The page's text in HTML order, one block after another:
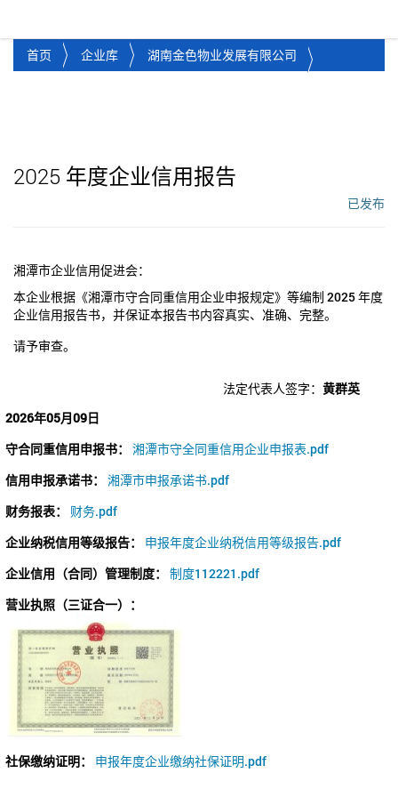
首页 企业库 湖南金色物业发展有限公司
2025 年度企业信用报告
已发布
湘潭市企业信用促进会：
本企业根据《湘潭市守合同重信用企业申报规定》等编制 2025年度
企业信用报告书，并保证本报告书内容真实、准确、完整。
请予审查。
法定代表人签字： 黄群英
2026年05月09日
守合同重信用申报书：
湘潭市守全同重信用企业申报表.pdf
信用申报承诺书：
湘潭市申报承诺书.pdf
财务报表：
财务.pdf
企业纳税信用等级报告：
申报年度企业纳税信用等级报告.pdf
企业信用（合同）管理制度：
制度112221.pdf
营业执照（三证合一）：
社保缴纳证明： 申报年度企业缴纳社保证明.pdf